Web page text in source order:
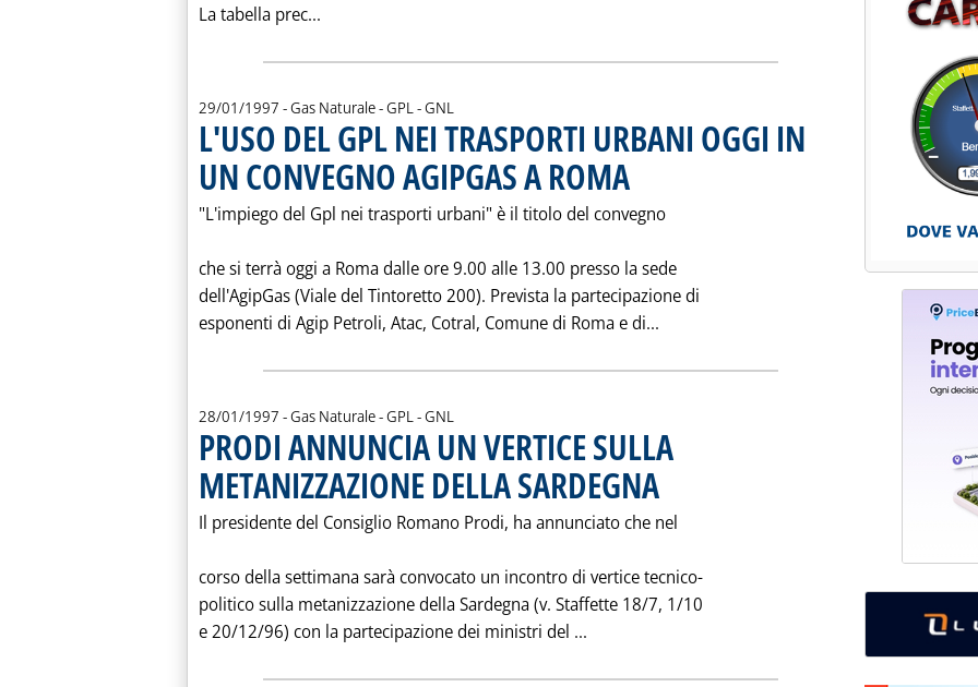
La tabella prec... Leggi tutta la notizia: 'EROGAZIONE DI GAS NATURALE PER SETTORE DI UTILIZZO
29/01/1997 - Gas Naturale - GPL - GNL
L'USO DEL GPL NEI TRASPORTI URBANI OGGI IN
UN CONVEGNO AGIPGAS A ROMA
"L'impiego del Gpl nei trasporti urbani" è il titolo del convegno
che si terrà oggi a Roma dalle ore 9.00 alle 13.00 presso la sede
dell'AgipGas (Viale del Tintoretto 200). Prevista la partecipazione di
esponenti di Agip Petroli, Atac, Cotral, Comune di Roma e di... Leggi tutta la notizia: 'L'USO DEL GPL
28/01/1997 - Gas Naturale - GPL - GNL
PRODI ANNUNCIA UN VERTICE SULLA
METANIZZAZIONE DELLA SARDEGNA
Il presidente del Consiglio Romano Prodi, ha annunciato che nel
corso della settimana sarà convocato un incontro di vertice tecnico-
politico sulla metanizzazione della Sardegna (v. Staffette 18/7, 1/10
e 20/12/96) con la partecipazione dei ministri del ... Leggi tutta la notizia: 'PRODI ANNUNCIA UN